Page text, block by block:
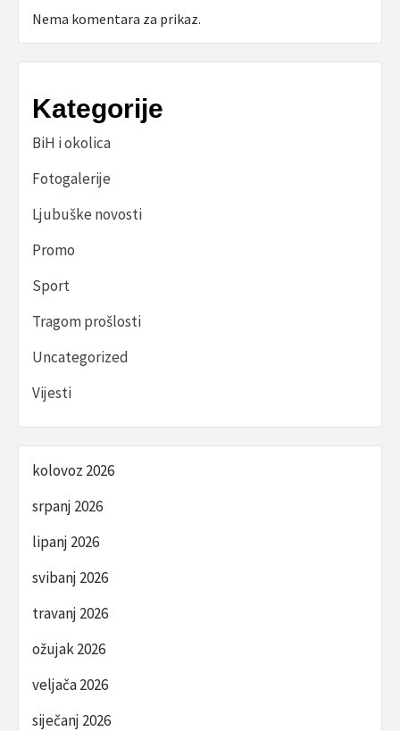
Nema komentara za prikaz.
Kategorije
BiH i okolica
Fotogalerije
Ljubuške novosti
Promo
Sport
Tragom prošlosti
Uncategorized
Vijesti
kolovoz 2026
srpanj 2026
lipanj 2026
svibanj 2026
travanj 2026
ožujak 2026
veljača 2026
siječanj 2026